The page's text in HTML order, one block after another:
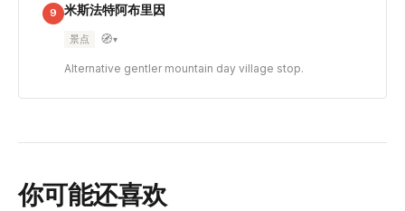
9 米斯法特阿布里因
景点 🧭▾
Alternative gentler mountain day village stop.
你可能还喜欢